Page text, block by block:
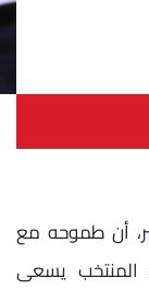
أن طموحه مع
المنتخب يسعى